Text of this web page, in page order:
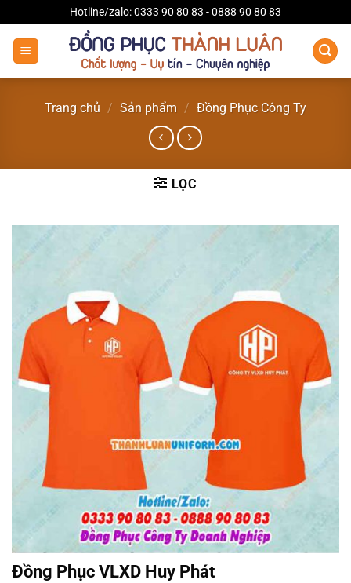
qua
dung
Hotline/zalo: 0333 90 80 83 - 0888 90 80 83
Trang chủ / Sản phẩm / Đồng Phục Công Ty
LỌC
Đồng Phục VLXD Huy Phát